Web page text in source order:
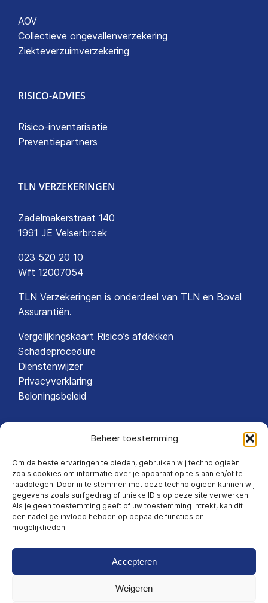
Beheer toestemming
Om de beste ervaringen te bieden, gebruiken wij technologieën
zoals cookies om informatie over je apparaat op te slaan en/of te
raadplegen. Door in te stemmen met deze technologieën kunnen wij
gegevens zoals surfgedrag of unieke ID's op deze site verwerken.
Als je geen toestemming geeft of uw toestemming intrekt, kan dit
een nadelige invloed hebben op bepaalde functies en
mogelijkheden.
Accepteren
Weigeren
AOV
Collectieve ongevallenverzekering
Ziekteverzuimverzekering
RISICO-ADVIES
Risico-inventarisatie
Preventiepartners
TLN VERZEKERINGEN
Zadelmakerstraat 140
1991 JE Velserbroek
023 520 20 10
Wft 12007054
TLN Verzekeringen is onderdeel van TLN en Boval
Assurantiën.
Vergelijkingskaart Risico’s afdekken
Schadeprocedure
Dienstenwijzer
Privacyverklaring
Beloningsbeleid
TLN VOLGEN